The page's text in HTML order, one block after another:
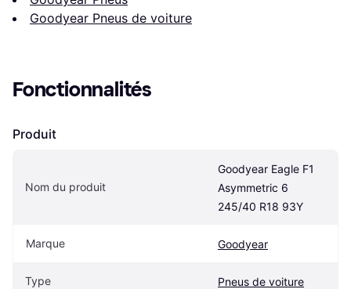
Goodyear Pneus de voiture
Fonctionnalités
Produit
Nom du produit
Goodyear Eagle F1
Asymmetric 6
245/40 R18 93Y
Marque Goodyear
Type Pneus de voiture